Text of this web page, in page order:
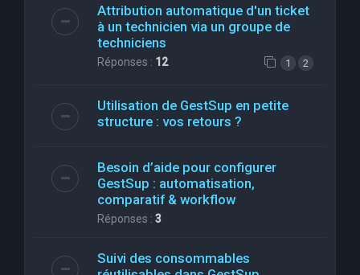
Attribution automatique d'un ticket
à un technicien via un groupe de
techniciens
Réponses : 12 1 2
Utilisation de GestSup en petite
structure : vos retours ?
Besoin d’aide pour configurer
GestSup : automatisation,
comparatif & workflow
Réponses : 3
Suivi des consommables